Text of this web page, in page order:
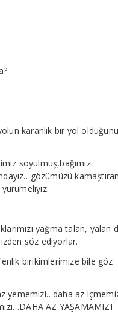
karanlık bir yol olduğunu
soyulmuş,bağımız
yürümeliyiz.
yağma talan, yalan
söz ediyorlar.
birikimlerimize bile göz
yememizi…daha az
AZ YAŞAMAMIZI